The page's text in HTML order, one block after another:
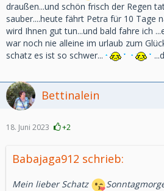
draußen...und schön frisch der Regen
sauber....heute fährt Petra für 10 Tage
wird Ihnen gut tun...und bald fahre ich
war noch nie alleine im urlaub zum
schatz es ist so schwer...
Bettinalein
18. Juni 2023 +2
Babajaga912 schrieb:
Mein lieber Schatz